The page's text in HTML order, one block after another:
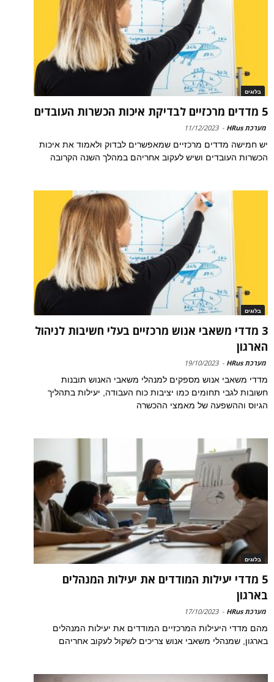
בלוגים
5 מדדים מרכזיים לבדיקת איכות הכשרות העובדים
מערכת HRus -
11/12/2023
יש חמישה מדדים מרכזיים שמאפשרים לבדוק ולאמוד את איכות
הכשרות העובדים ושיש לעקוב אחריהם במהלך השנה הקרובה
בלוגים
3 מדדי משאבי אנוש מרכזיים בעלי חשיבות לניהול
הארגון
מערכת HRus -
19/10/2023
מדדי משאבי אנוש מספקים למנהלי משאבי האנוש תובנות
חשובות לגבי תחומים כמו יציבות כוח העבודה, יעילות בתהליך
הגיוס וההשפעה של מאמצי ההכשרה
בלוגים
5 מדדי יעילות המודדים את יעילות המנהלים
בארגון
מערכת HRus -
17/10/2023
מהם מדדי היעילות המרכזיים המודדים את יעילות המנהלים
בארגון, שמנהלי משאבי אנוש צריכים לשקול לעקוב אחריהם